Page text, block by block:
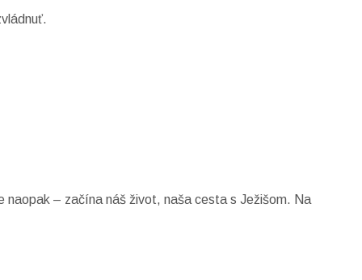
naopak – začína náš život, naša cesta s Ježišom. Na